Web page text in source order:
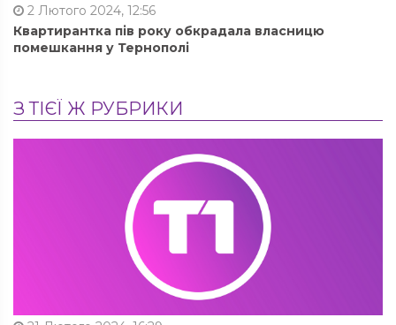
2 Лютого 2024, 12:56
Квартирантка пів року обкрадала власницю
помешкання у Тернополі
З ТІЄЇ Ж РУБРИКИ